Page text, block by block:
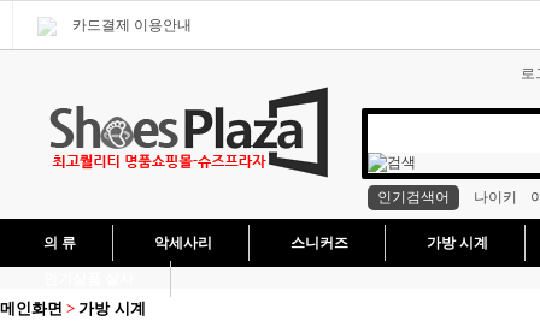
카드결제 이용안내
로
인기검색어 나이키
의 류 악세사리 스니커즈 가방 시계
메인화면 > 가방 시계